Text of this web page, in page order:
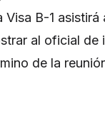
B-1 asistirá
al oficial de
de la